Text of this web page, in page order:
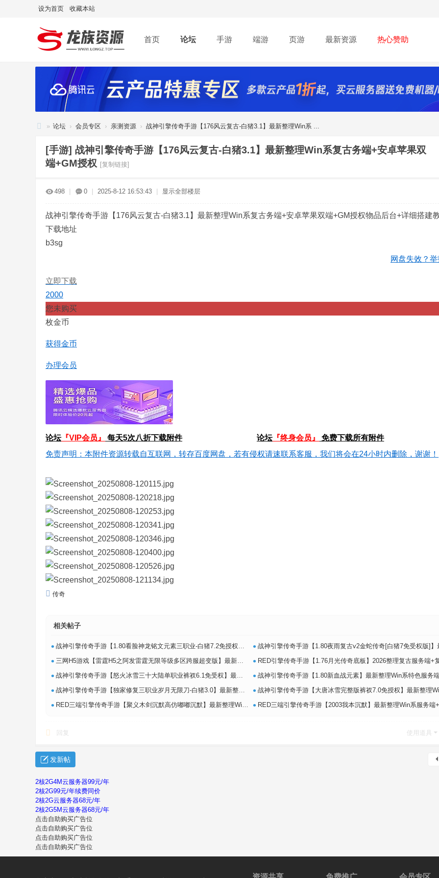
设为首页 收藏本站
首页 论坛 手游 端游 页游 最新资源 热心赞助
» 论坛 › 会员专区 › 亲测资源 › 战神引擎传奇手游【176风云复古-白猪3.1】最新整理Win系 ...
[手游] 战神引擎传奇手游【176风云复古-白猪3.1】最新整理Win系复古务端+安卓苹果双
端+GM授权 [复制链接]
498 0 2025-8-12 16:53:43 显示全部楼层
战神引擎传奇手游【176风云复古-白猪3.1】最新整理Win系复古务端+安卓苹果双端+GM授权物品后台+详细搭建
下载地址
b3sg
网盘失效？
立即下载
2000
您未购买
枚金币
获得金币
办理会员
论坛『VIP会员』 每天5次八折下载附件 论坛『终身会员』
免费下载所有附件
免责声明：本附件资源转载自互联网，转存百度网盘，若有侵权请速联系客服，我们将会在24小时内删除，谢谢！
传奇
相关帖子
• 战神引擎传奇手游【1.80看脸神龙铭文元素三职业-白猪7.2免授权】最新整理Win系特色端+ • 战神引擎传奇手游【1.80夜雨复古v2金蛇传奇[白猪7免受权版]】最新整理Win系特色端
• 三网H5游戏【雷霆H5之阿发雷霆无限等级多区跨服超变版】最新整理单机一键即玩镜像端+L • RED引擎传奇手游【1.76月光传奇底板】2026整理复古服务端+复刻端游+情怀复
• 战神引擎传奇手游【怒火冰雪三十大陆单职业裤衩6.1免受权】最新整理Win系特色服务端+ • 战神引擎传奇手游【1.80新血战元素】最新整理Win系特色服务端+安卓+GM授权物品
• 战神引擎传奇手游【独家修复三职业岁月无限刀-白猪3.0】最新整理Win系特色服务端+安卓 • 战神引擎传奇手游【大唐冰雪完整版裤衩7.0免授权】最新整理Win系特色服务端+GM授
• RED三端引擎传奇手游【聚义木剑沉默高仿嘟嘟沉默】最新整理Win系服务端+安卓苹果PC三 • RED三端引擎传奇手游【2003我本沉默】最新整理Win系服务端+安卓苹果PC三端+详细搭建
回复 使用道具
发新帖
2核2G4M云服务器99元/年
2核2G99元/年续费同价
2核2G云服务器68元/年
2核2G5M云服务器68元/年
点击自助购买广告位
点击自助购买广告位
点击自助购买广告位
点击自助购买广告位